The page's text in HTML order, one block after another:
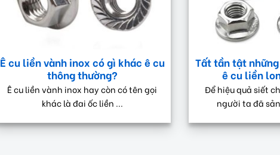
Ê cu liền vành inox có gì khác ê cu
thông thường?
Ê cu liền vành inox hay còn có tên gọi
khác là đai ốc liền ...
Tất tần tật
ê cu liền
Để hiệu quả siết
người ta đã